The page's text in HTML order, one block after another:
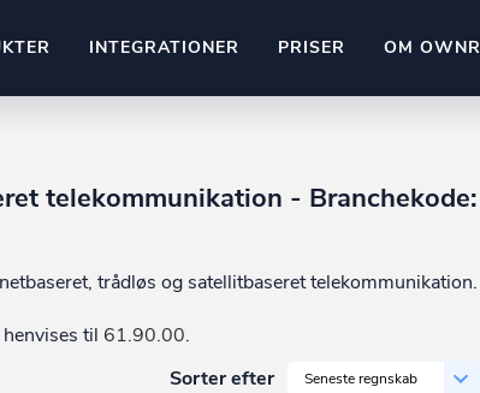
Mange flere på vej
INTEGRATIONER
supersonic
Pipeline Ajour
PRISER OM OWNR
telekommunikation - Branchekode:
trådløs og satellitbaseret telekommunikation.
til 61.90.00.
Sorter efter
Seneste regnskab